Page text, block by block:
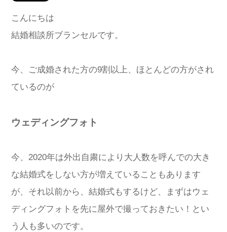
こんにちは
結婚相談所ブランセルです。
今、ご成婚された方の9割以上、ほとんどの方がされ
ているのが
ウェディングフォト
今、2020年は外出自粛により大人数を呼んでの大き
な結婚式をしない方が増えていることもあります
が、それ以前から、結婚式もするけど、まずはウェ
ディングフォトを先に屋外で撮っておきたい！とい
う人も多いのです。